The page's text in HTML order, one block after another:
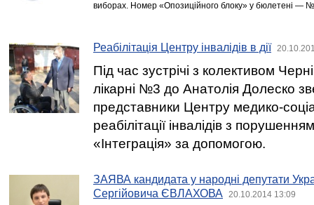
виборах. Номер «Опозиційного блоку» у бюлетені —
Реабілітація Центру інвалідів в дії
Під час зустрічі з колективом
лікарні №3 до Анатолія Долеско
представники Центру медико-
реабілітації інвалідів з
«Інтеграція» за допомогою.
ЗАЯВА кандидата у народні депутати
Сергійовича ЄВЛАХОВА
20.10.2014 13:09